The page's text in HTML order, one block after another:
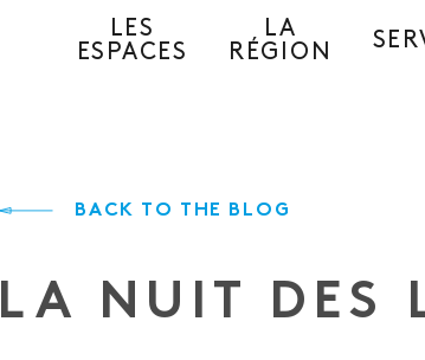
LES
ESPACES
LA
RÉGION
BACK TO THE BLOG
LA NUIT DES